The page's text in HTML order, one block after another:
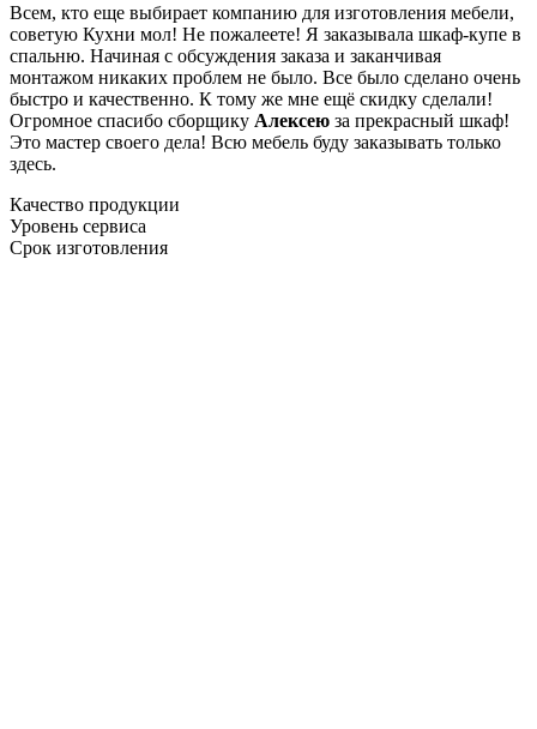
Всем, кто еще выбирает компанию для изготовления мебели,
советую Кухни мол! Не пожалеете! Я заказывала шкаф-купе в
спальню. Начиная с обсуждения заказа и заканчивая
монтажом никаких проблем не было. Все было сделано очень
быстро и качественно. К тому же мне ещё скидку сделали!
Огромное спасибо сборщику Алексею за прекрасный шкаф!
Это мастер своего дела! Всю мебель буду заказывать только
здесь.
Качество продукции
Уровень сервиса
Срок изготовления